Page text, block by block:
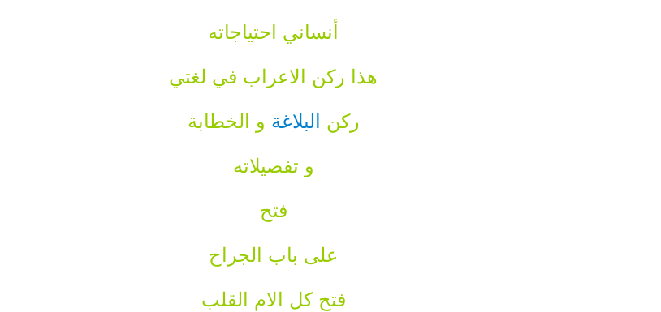
أنساني احتياجاته
هذا ركن الاعراب في لغتي
ركن البلاغة و الخطابة
و تفصيلاته
فتح
على باب الجراح
فتح كل الام القلب